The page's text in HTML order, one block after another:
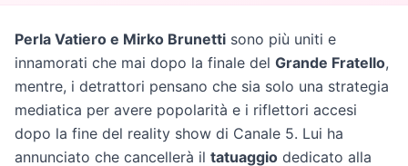
Perla Vatiero e Mirko Brunetti sono più uniti e
innamorati che mai dopo la finale del Grande Fratello,
mentre, i detrattori pensano che sia solo una strategia
mediatica per avere popolarità e i riflettori accesi
dopo la fine del reality show di Canale 5. Lui ha
annunciato che cancellerà il tatuaggio dedicato alla